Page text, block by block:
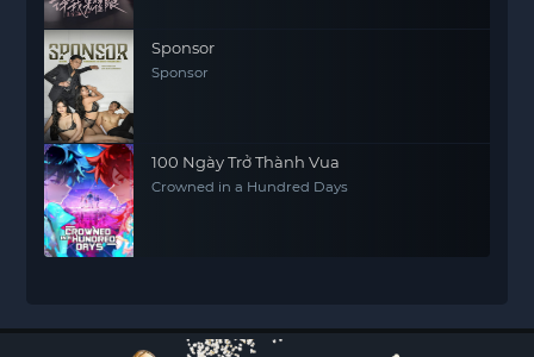
Sponsor
Sponsor
100 Ngày Trở Thành Vua
Crowned in a Hundred Days